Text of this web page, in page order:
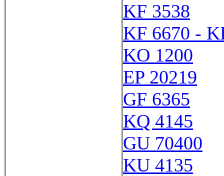
KF 3538
KF 6670 -
KO 1200
EP 20219
GF 6365
KQ 4145
GU 70400
KU 4135